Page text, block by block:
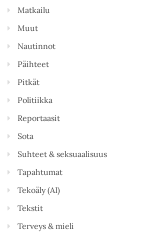
Matkailu
Muut
Nautinnot
Päihteet
Pitkät
Politiikka
Reportaasit
Sota
Suhteet & seksuaalisuus
Tapahtumat
Tekoäly (AI)
Tekstit
Terveys & mieli